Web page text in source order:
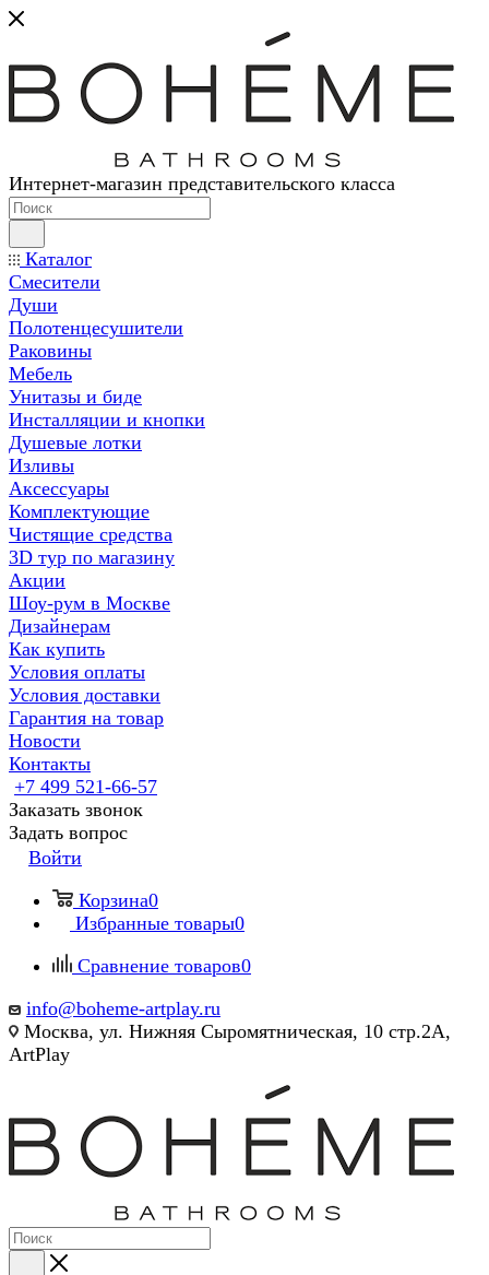
Интернет-магазин представительского класса
Каталог
Смесители
Души
Полотенцесушители
Раковины
Мебель
Унитазы и биде
Инсталляции и кнопки
Душевые лотки
Изливы
Аксессуары
Комплектующие
Чистящие средства
3D тур по магазину
Акции
Шоу-рум в Москве
Дизайнерам
Как купить
Условия оплаты
Условия доставки
Гарантия на товар
Новости
Контакты
+7 499 521-66-57
Заказать звонок
Задать вопрос
Войти
Корзина0
Избранные товары0
Сравнение товаров0
info@boheme-artplay.ru
Москва, ул. Нижняя Сыромятническая, 10 стр.2А,
ArtPlay